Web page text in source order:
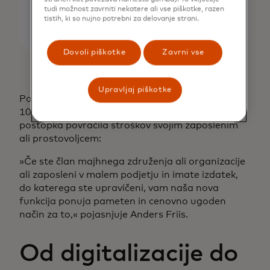
Po podatkih Acubiz je na Danskem približno
100.000 združenj, ki še niso avtomatizirala
postopka povračila stroškov svojim zaposlenim
ali prostovoljcem:
»Če ste član majhnega združenja ali organizacije
ali zaposleni v malem podjetju in imate izdatek,
do katerega ste upravičeni, vam naša nova
funkcija ponuja pameten in cenovno ugoden
način za to,« pojasnjuje Anders Friis.
Od digitalizacije do
tudi možnost zavrniti nekatere ali vse piškotke, razen
tistih, ki so nujno potrebni za delovanje strani.
Dovoli piškotke Zavrni vse
Upravljaj piškotke